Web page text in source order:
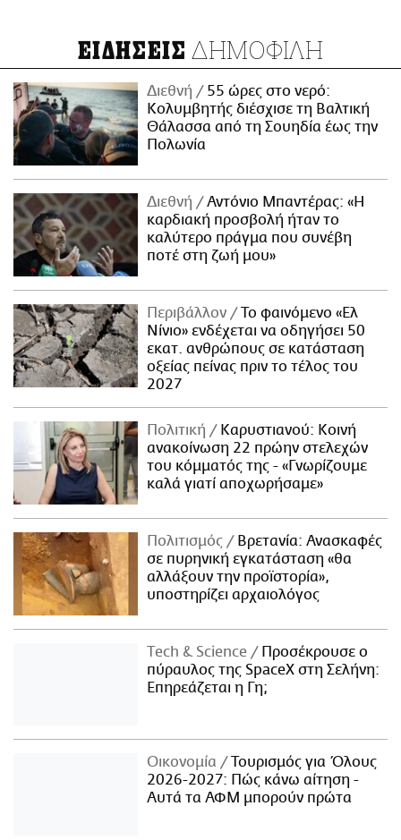
ΕΙΔΗΣΕΙΣ ΔΗΜΟΦΙΛΗ
Διεθνή
55 ώρες στο νερό:
Κολυμβητής διέσχισε τη Βαλτική
Θάλασσα από τη Σουηδία έως την
Πολωνία
Διεθνή
Αντόνιο Μπαντέρας: «Η
καρδιακή προσβολή ήταν το
καλύτερο πράγμα που συνέβη
ποτέ στη ζωή μου»
Περιβάλλον
Το φαινόμενο «Ελ
Νίνιο» ενδέχεται να οδηγήσει 50
εκατ. ανθρώπους σε κατάσταση
οξείας πείνας πριν το τέλος του
2027
Πολιτική
Καρυστιανού: Κοινή
ανακοίνωση 22 πρώην στελεχών
του κόμματός της - «Γνωρίζουμε
καλά γιατί αποχωρήσαμε»
Πολιτισμός
Βρετανία: Ανασκαφές
σε πυρηνική εγκατάσταση «θα
αλλάξουν την προϊστορία»,
υποστηρίζει αρχαιολόγος
Τech & Science
Προσέκρουσε ο
πύραυλος της SpaceX στη Σελήνη:
Επηρεάζεται η Γη;
Οικονομία
Τουρισμός για Όλους
2026-2027: Πώς κάνω αίτηση -
Αυτά τα ΑΦΜ μπορούν πρώτα